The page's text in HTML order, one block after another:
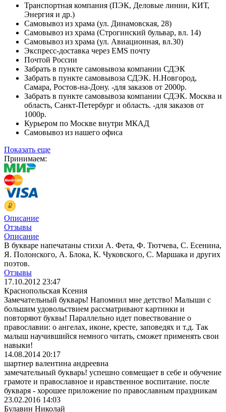
Транспортная компания (ПЭК, Деловые линии, КИТ,
Энергия и др.)
Самовывоз из храма (ул. Динамовская, 28)
Самовывоз из храма (Строгинский бульвар, вл. 14)
Самовывоз из храма (ул. Авиационная, вл.30)
Экспресс-доставка через EMS почту
Почтой России
Забрать в пункте самовывоза компании СДЭК
Забрать в пункте самовывоза СДЭК. Н.Новгород,
Самара, Ростов-на-Дону. -для заказов от 2000р.
Забрать в пункте самовывоза компании СДЭК. Москва и
область, Санкт-Петербург и область. -для заказов от
1000р.
Курьером по Москве внутри МКАД
Самовывоз из нашего офиса
Показать еще
Принимаем:
Описание
Отзывы
Описание
В букваре напечатаны стихи А. Фета, Ф. Тютчева, С. Есенина,
Я. Полонского, А. Блока, К. Чуковского, С. Маршака и других
поэтов.
Отзывы
17.10.2012 23:47
Краснопольская Ксения
Замечательный букварь! Напомнил мне детство! Малыши с
большим удовольствием рассматривают картинки и
повторяют буквы! Параллельно идет повествование о
православии: о ангелах, иконе, кресте, заповедях и т.д. Так
малыш научившийся немного читать, сможет применять свои
навыки!
14.08.2014 20:17
шартнер валентина андреевна
замечательный букварь! успешно совмещает в себе и обучение
грамоте и православное и нравственное воспитание. после
букваря - хорошее приложение по православным праздникам
23.02.2016 14:03
Булавин Николай